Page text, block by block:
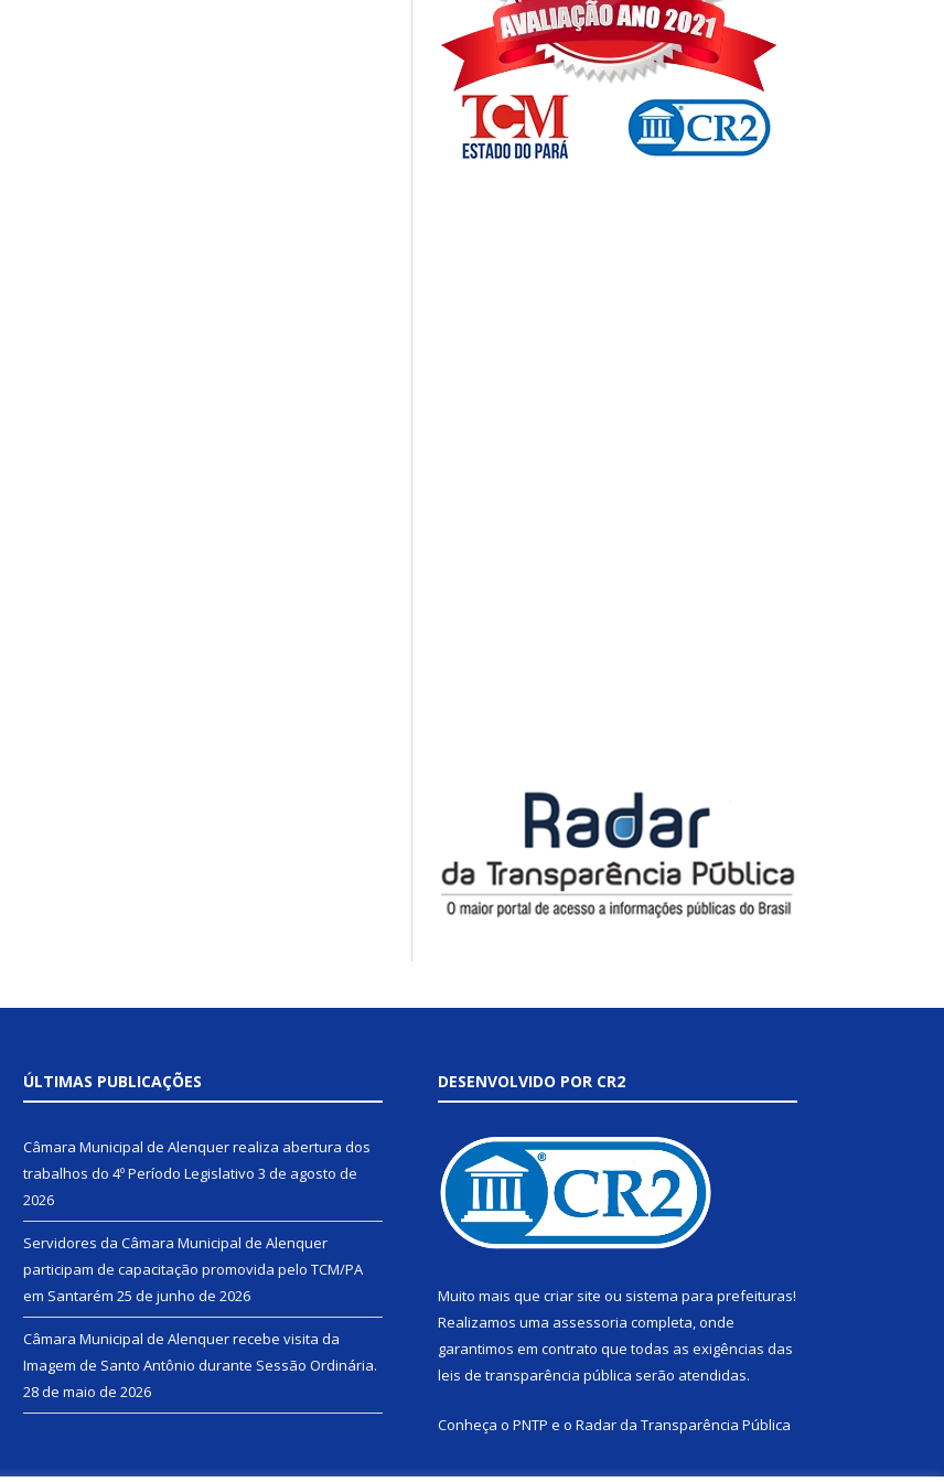
ÚLTIMAS PUBLICAÇÕES
Câmara Municipal de Alenquer realiza abertura dos
trabalhos do 4º Período Legislativo 3 de agosto de
2026
Servidores da Câmara Municipal de Alenquer
participam de capacitação promovida pelo TCM/PA
em Santarém 25 de junho de 2026
Câmara Municipal de Alenquer recebe visita da
Imagem de Santo Antônio durante Sessão Ordinária.
28 de maio de 2026
DESENVOLVIDO POR CR2
Muito mais que criar site ou sistema para prefeituras!
Realizamos uma assessoria completa, onde
garantimos em contrato que todas as exigências das
leis de transparência pública serão atendidas.
Conheça o PNTP e o Radar da Transparência Pública